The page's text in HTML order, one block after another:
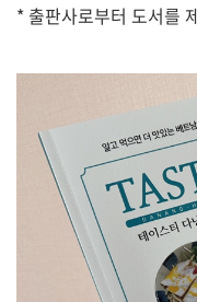
* 출판사로부터 도서를